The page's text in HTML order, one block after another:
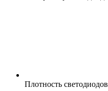
Плотность светодиодов